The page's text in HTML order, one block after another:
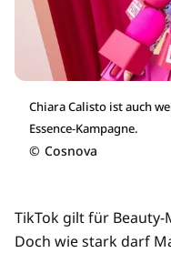
Chiara Calisto ist auch
Essence-Kampagne.
© Cosnova
TikTok gilt für
Doch wie stark darf